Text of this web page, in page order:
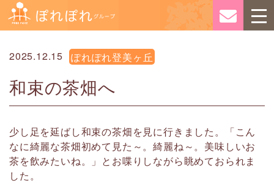
2025.12.15 ぽれぽれ登美ヶ丘
和束の茶畑へ
少し足を延ばし和束の茶畑を見に行きました。「こん
なに綺麗な茶畑初めて見た～。綺麗ね～。美味しいお
茶を飲みたいね。」とお喋りしながら眺めておられま
した。